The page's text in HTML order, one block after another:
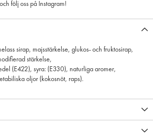
följ oss på Instagram!
sirap, majsstärkelse, glukos- och fruktosirap,
stärkelse,
(E422), syra: (E330), naturliga aromer,
oljor (kokosnöt, raps).